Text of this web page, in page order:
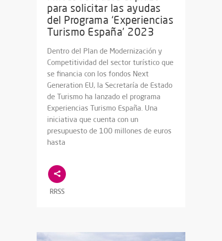
para solicitar las ayudas
del Programa ‘Experiencias
Turismo España’ 2023
Dentro del Plan de Modernización y
Competitividad del sector turístico que
se financia con los fondos Next
Generation EU, la Secretaría de Estado
de Turismo ha lanzado el programa
Experiencias Turismo España. Una
iniciativa que cuenta con un
presupuesto de 100 millones de euros
hasta
RRSS